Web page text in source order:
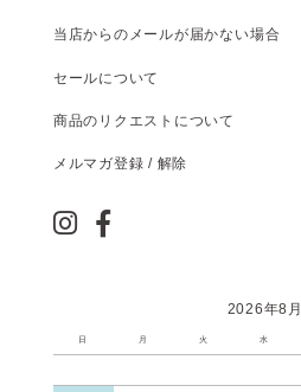
当店からのメールが届かない場合
セールについて
商品のリクエストについて
メルマガ登録 / 解除
2026年8月
日 月 火 水